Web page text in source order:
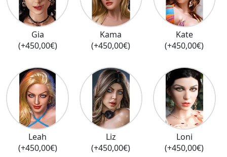
Gia
(+450,00€)
Kama
(+450,00€)
Kate
(+450,00€)
Leah
(+450,00€)
Liz
(+450,00€)
Loni
(+450,00€)